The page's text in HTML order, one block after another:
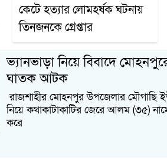
কেটে হত্যার লোমহর্ষক ঘটনায়
তিনজনকে গ্রেপ্তার
ভ্যানভাড়া নিয়ে বিবাদে
ঘাতক আটক
রাজশাহীর মোহনপুর উপজেলার মৌগাছি
নিয়ে কথাকাটাকাটির জেরে আলম (৩৫)
করে